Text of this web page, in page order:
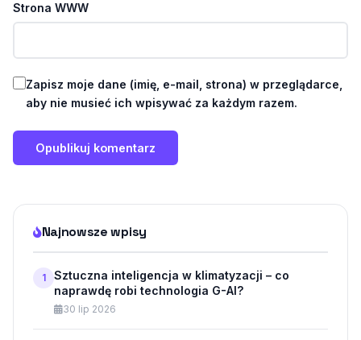
Strona WWW
Zapisz moje dane (imię, e-mail, strona) w przeglądarce,
aby nie musieć ich wpisywać za każdym razem.
Najnowsze wpisy
1
Sztuczna inteligencja w klimatyzacji – co
naprawdę robi technologia G-AI?
30 lip 2026